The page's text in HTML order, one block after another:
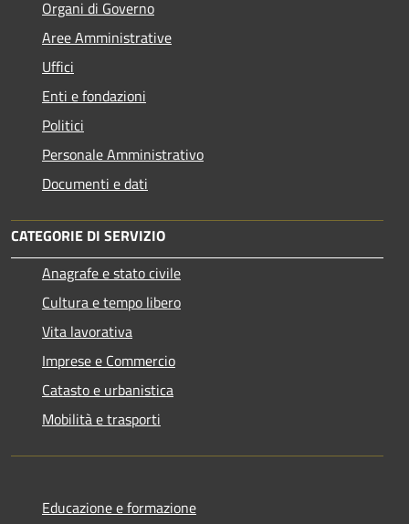
Organi di Governo
Aree Amministrative
Uffici
Enti e fondazioni
Politici
Personale Amministrativo
Documenti e dati
CATEGORIE DI SERVIZIO
Anagrafe e stato civile
Cultura e tempo libero
Vita lavorativa
Imprese e Commercio
Catasto e urbanistica
Mobilità e trasporti
Educazione e formazione